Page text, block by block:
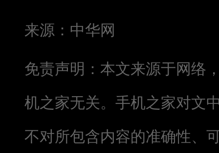
来源：中华网
免责声明：本文来源于网络
机之家无关。手机之家对文
不对所包含内容的准确性、